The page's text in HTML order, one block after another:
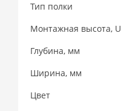
Тип полки
Монтажная высота, U
Глубина, мм
Ширина, мм
Цвет